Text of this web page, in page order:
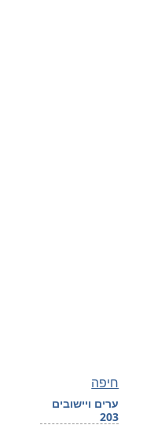
חיפה
ערים ויישובים
203